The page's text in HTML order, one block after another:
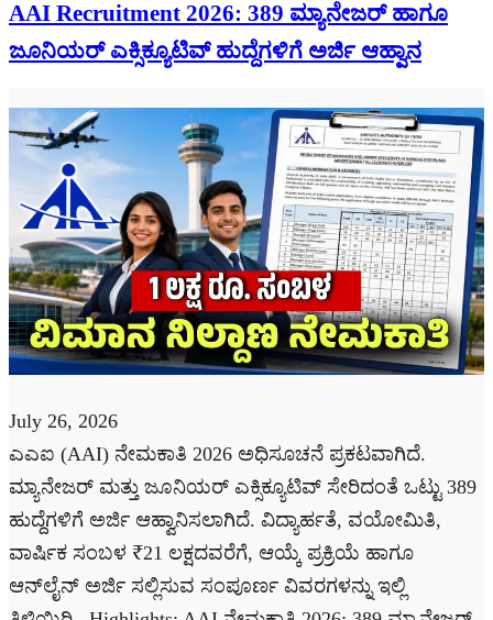
AAI Recruitment 2026: 389 ಮ್ಯಾನೇಜರ್ ಹಾಗೂ
ಜೂನಿಯರ್ ಎಕ್ಸಿಕ್ಯೂಟಿವ್ ಹುದ್ದೆಗಳಿಗೆ ಅರ್ಜಿ ಆಹ್ವಾನ
July 26, 2026
ಎಎಐ (AAI) ನೇಮಕಾತಿ 2026 ಅಧಿಸೂಚನೆ ಪ್ರಕಟವಾಗಿದೆ.
ಮ್ಯಾನೇಜರ್ ಮತ್ತು ಜೂನಿಯರ್ ಎಕ್ಸಿಕ್ಯೂಟಿವ್ ಸೇರಿದಂತೆ ಒಟ್ಟು 389
ಹುದ್ದೆಗಳಿಗೆ ಅರ್ಜಿ ಆಹ್ವಾನಿಸಲಾಗಿದೆ. ವಿದ್ಯಾರ್ಹತೆ, ವಯೋಮಿತಿ,
ವಾರ್ಷಿಕ ಸಂಬಳ ₹21 ಲಕ್ಷದವರೆಗೆ, ಆಯ್ಕೆ ಪ್ರಕ್ರಿಯೆ ಹಾಗೂ
ಆನ್‌ಲೈನ್ ಅರ್ಜಿ ಸಲ್ಲಿಸುವ ಸಂಪೂರ್ಣ ವಿವರಗಳನ್ನು ಇಲ್ಲಿ